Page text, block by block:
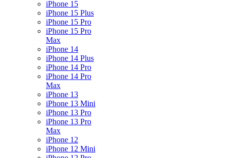
iPhone 15
iPhone 15 Plus
iPhone 15 Pro
iPhone 15 Pro
Max
iPhone 14
iPhone 14 Plus
iPhone 14 Pro
iPhone 14 Pro
Max
iPhone 13
iPhone 13 Mini
iPhone 13 Pro
iPhone 13 Pro
Max
iPhone 12
iPhone 12 Mini